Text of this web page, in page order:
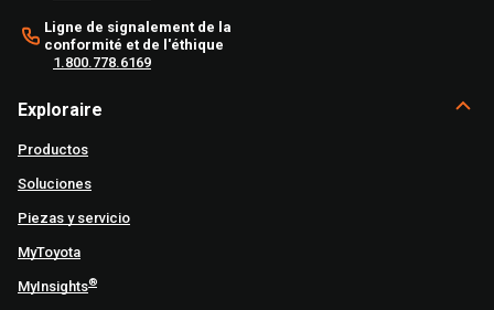
Ligne de signalement de la
conformité et de l'éthique
1.800.778.6169
Exploraire
Productos
Soluciones
Piezas y servicio
MyToyota
MyInsights®